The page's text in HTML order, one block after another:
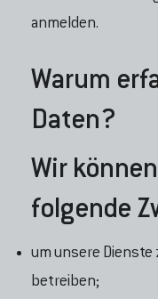
anmelden.
Warum
Daten?
Wir
folgende
um unsere
betreiben;